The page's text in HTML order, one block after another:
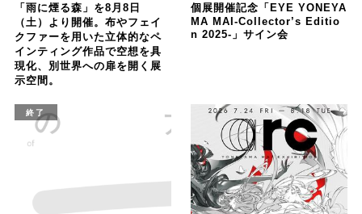
「雨に煙る森」を8月8日
（土）より開催。布やフェイ
クファーを用いた立体的なペ
インティング作品で空想を具
現化、別世界への扉を開く展
示空間。
個展開催記念「EYE YONEYA
MA MAI-Collector’s Editio
n 2025-」サイン会
終了